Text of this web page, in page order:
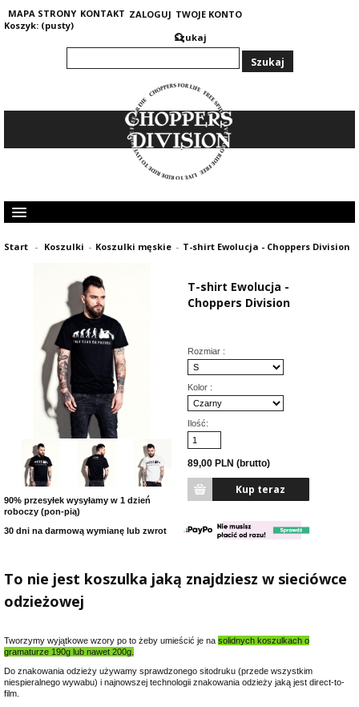
MAPA STRONY KONTAKT ZALOGUJ TWOJE KONTO
Koszyk: (pusty)
Szukaj
KOLEKCJA DAMSKA
OPINIE KLIENTÓW
Start - Koszulki - Koszulki męskie - T-shirt Ewolucja - Choppers Division
90% przesyłek wysyłamy w 1 dzień
roboczy (pon-pią)
30 dni na darmową wymianę lub zwrot
T-shirt Ewolucja -
Choppers Division
Rozmiar :
Kolor :
Ilość:
89,00 PLN (brutto)
To nie jest koszulka jaką znajdziesz w sieciówce
odzieżowej
Tworzymy wyjątkowe wzory po to żeby umieścić je na solidnych koszulkach o
gramaturze 190g lub nawet 200g.
Do znakowania odzieży używamy sprawdzonego sitodruku (przede wszystkim
niespieralnego wywabu) i najnowszej technologii znakowania odzieży jaką jest direct-to-
film.